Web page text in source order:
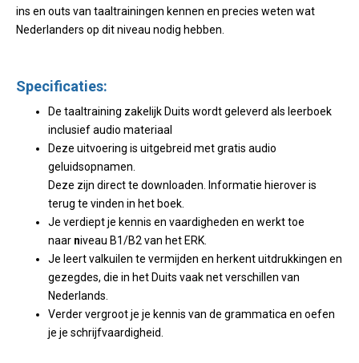
ins en outs van taaltrainingen kennen en precies weten wat
Nederlanders op dit niveau nodig hebben.
Specificaties:
De taaltraining zakelijk Duits wordt geleverd als leerboek
inclusief audio materiaal
Deze uitvoering is uitgebreid met gratis audio
geluidsopnamen.
Deze zijn direct te downloaden. Informatie hierover is
terug te vinden in het boek.
Je verdiept je kennis en vaardigheden en werkt toe
naar niveau B1/B2 van het ERK.
Je leert valkuilen te vermijden en herkent uitdrukkingen en
gezegdes, die in het Duits vaak net verschillen van
Nederlands.
Verder vergroot je je kennis van de grammatica en oefen
je je schrijfvaardigheid.